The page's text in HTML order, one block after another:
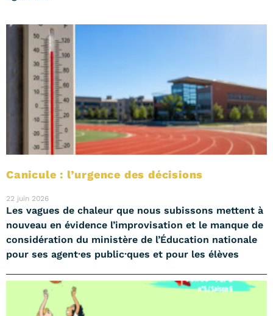
Canicule : l’urgence des décisions
22 juin 2026
Les vagues de chaleur que nous subissons mettent à
nouveau en évidence l’improvisation et le manque de
considération du ministère de l’Éducation nationale
pour ses agent·es public·ques et pour les élèves